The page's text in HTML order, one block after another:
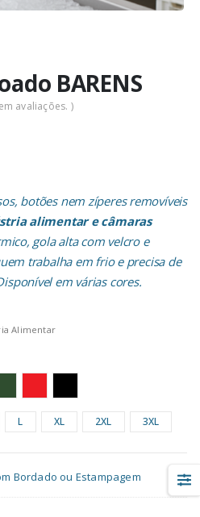
BARENS
avaliações. )
botões nem zíperes removíveis
alimentar e câmaras
gola alta com velcro e
trabalha em frio e precisa de
em várias cores.
Alimentar
L XL 2XL 3XL
Bordado ou Estampagem